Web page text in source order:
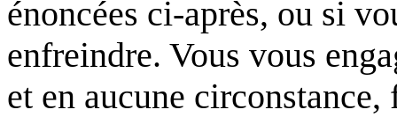
énoncées ci-après, ou si
enfreindre. Vous vous
et en aucune